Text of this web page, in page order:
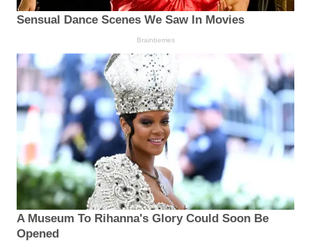
Sensual Dance Scenes We Saw In Movies
Brainberries
A Museum To Rihanna's Glory Could Soon Be
Opened